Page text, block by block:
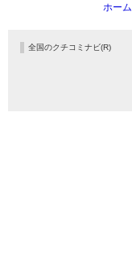
ホーム
全国のクチコミナビ(R)